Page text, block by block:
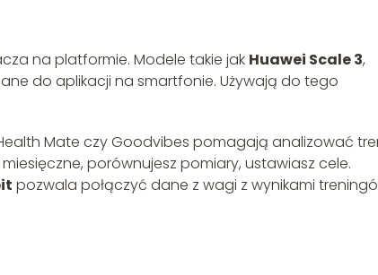
na platformie. Modele takie jak Huawei Scale 3,
do aplikacji na smartfonie. Używają do tego
Mate czy Goodvibes pomagają analizować
porównujesz pomiary, ustawiasz cele.
pozwala połączyć dane z wagi z wynikami